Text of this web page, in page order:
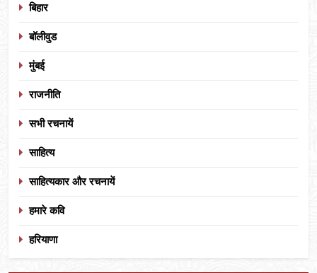
बिहार
बॉलीवुड
मुंबई
राजनीति
सभी रचनायें
साहित्य
साहित्यकार और रचनायें
हमारे कवि
हरियाणा